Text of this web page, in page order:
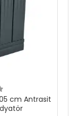
cm Antrasit